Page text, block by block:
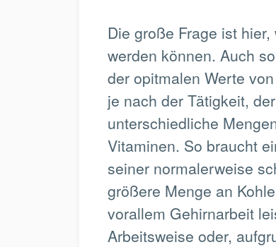
Die große Frage ist
werden können. Auch
der opitmalen Werte
je nach der Tätigkeit,
unterschiedliche
Vitaminen. So braucht
seiner normalerweise
größere Menge an
vorallem Gehirnarbeit
Arbeitsweise oder,